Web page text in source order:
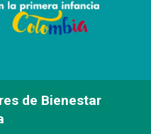
de Bienestar